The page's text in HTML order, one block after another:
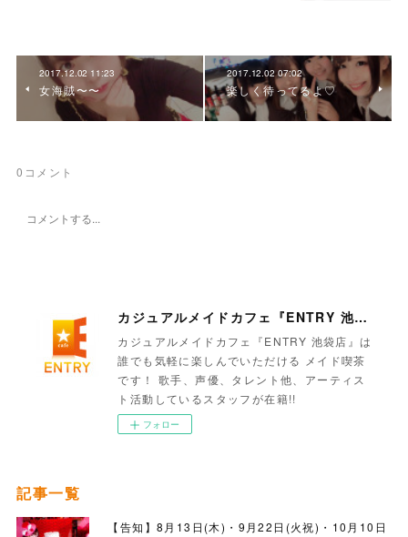
2017.12.02 11:23
女海賊〜〜
2017.12.02 07:02
楽しく待ってるよ♡
0 コメント
カジュアルメイドカフェ『ENTRY 池袋店』
カジュアルメイドカフェ『ENTRY 池袋店』は
誰でも気軽に楽しんでいただける メイド喫茶
です！ 歌手、声優、タレント他、アーティス
ト活動しているスタッフが在籍!!
フォロー
記事一覧
【告知】8月13日(木)・9月22日(火祝)・10月10日